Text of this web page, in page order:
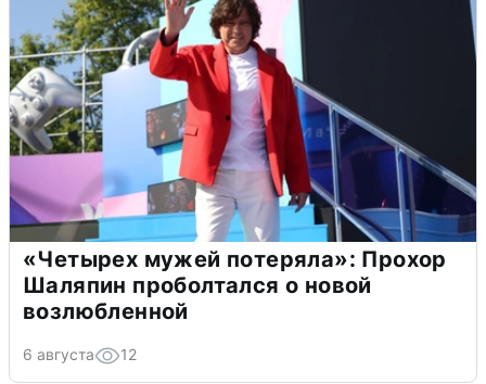
«Четырех мужей потеряла»: Прохор
Шаляпин проболтался о новой
возлюбленной
6 августа 12